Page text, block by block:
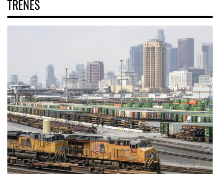
TRENES